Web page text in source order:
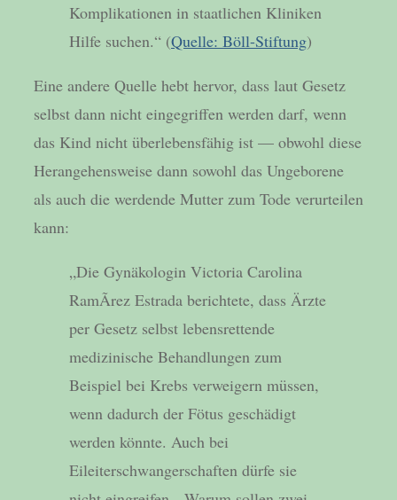
Komplikationen in staatlichen Kliniken
Hilfe suchen.“ (Quelle: Böll-Stiftung)
Eine andere Quelle hebt hervor, dass laut Gesetz
selbst dann nicht eingegriffen werden darf, wenn
das Kind nicht überlebensfähig ist — obwohl diese
Herangehensweise dann sowohl das Ungeborene
als auch die werdende Mutter zum Tode verurteilen
kann:
„Die Gynäkologin Victoria Carolina
RamÃ­rez Estrada berichtete, dass Ärzte
per Gesetz selbst lebensrettende
medizinische Behandlungen zum
Beispiel bei Krebs verweigern müssen,
wenn dadurch der Fötus geschädigt
werden könnte. Auch bei
Eileiterschwangerschaften dürfe sie